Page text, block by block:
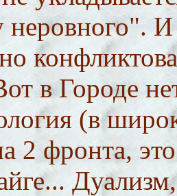
неровного".
в Городе
(в
2 фронта, это